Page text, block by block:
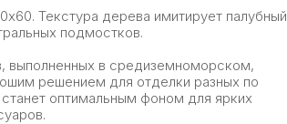
Текстура дерева имитирует палубный
подмостков.
выполненных в средиземноморском,
решением для отделки разных по
оптимальным фоном для ярких